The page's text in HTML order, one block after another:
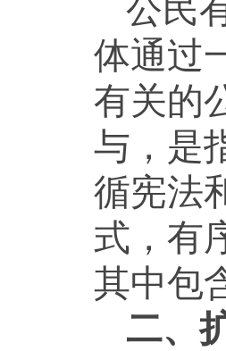
公民
体通过
有关的
与，是
循宪法
式，有
其中包
二、